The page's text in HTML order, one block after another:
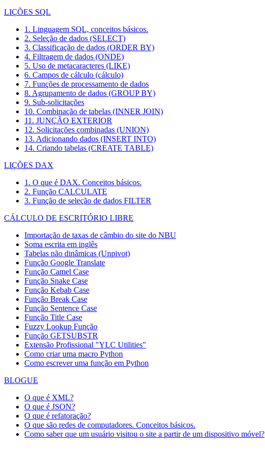
LIÇÕES SQL
1. Linguagem SQL, conceitos básicos.
2. Seleção de dados (SELECT)
3. Classificação de dados (ORDER BY)
4. Filtragem de dados (ONDE)
5. Uso de metacaracteres (LIKE)
6. Campos de cálculo (cálculo)
7. Funções de processamento de dados
8. Agrupamento de dados (GROUP BY)
9. Sub-solicitações
10. Combinação de tabelas (INNER JOIN)
11. JUNÇÃO EXTERIOR
12. Solicitações combinadas (UNION)
13. Adicionando dados (INSERT INTO)
14. Criando tabelas (CREATE TABLE)
LIÇÕES DAX
1. O que é DAX. Conceitos básicos.
2. Função CALCULATE
3. Função de seleção de dados FILTER
CÁLCULO DE ESCRITÓRIO LIBRE
Importação de taxas de câmbio do site do NBU
Soma escrita em inglês
Tabelas não dinâmicas (Unpivot)
Função Google Translate
Função Camel Case
Função Snake Case
Função Kebab Case
Função Break Case
Função Sentence Case
Função Title Case
Fuzzy Lookup Função
Função GETSUBSTR
Extensão Profissional "YLC Utilities"
Como criar uma macro Python
Como escrever uma função em Python
BLOGUE
O que é XML?
O que é JSON?
O que é refatoração?
O que são redes de computadores. Conceitos básicos.
Como saber que um usuário visitou o site a partir de um dispositivo móvel?